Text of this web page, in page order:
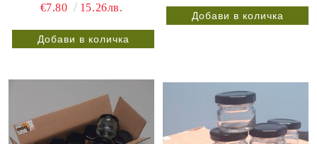
€7.80
15.26лв.